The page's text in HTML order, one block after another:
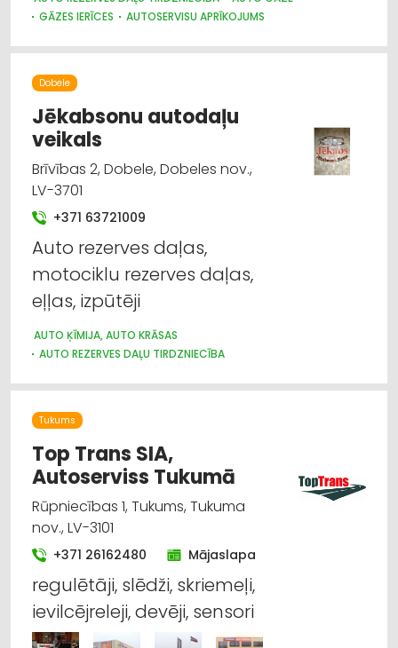
GĀZES IERĪCES
AUTOSERVISU APRĪKOJUMS
AUTO REMONTS, APKOPE
AUTO REZERVES DAĻU VAIRUMTIRDZNIECĪBA
Dobele
Jēkabsonu autodaļu
veikals
Brīvības 2, Dobele, Dobeles nov.,
LV-3701
+371 63721009
Auto rezerves daļas,
motociklu rezerves daļas,
eļļas, izpūtēji
AUTO ĶĪMIJA, AUTO KRĀSAS
AUTO REZERVES DAĻU TIRDZNIECĪBA
Tukums
Top Trans SIA,
Autoserviss Tukumā
Rūpniecības 1, Tukums, Tukuma
nov., LV-3101
+371 26162480 Mājaslapa
regulētāji, slēdži, skriemeļi,
ievilcējreleji, devēji, sensori